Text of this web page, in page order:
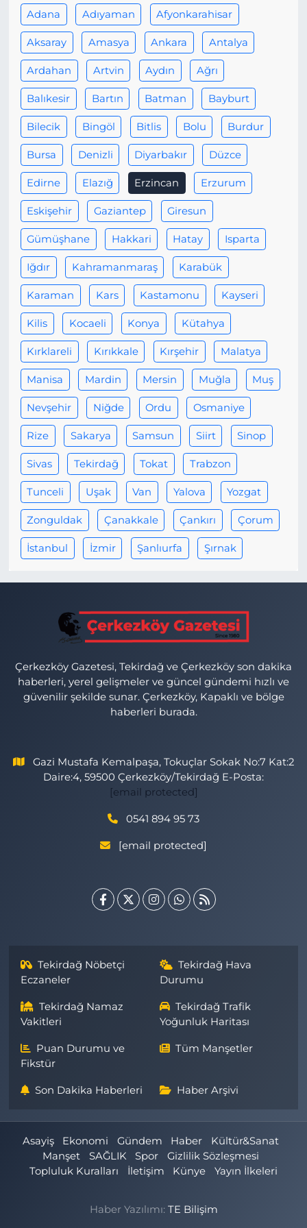
Adana Adıyaman Afyonkarahisar
Aksaray Amasya Ankara Antalya
Ardahan Artvin Aydın Ağrı
Balıkesir Bartın Batman Bayburt
Bilecik Bingöl Bitlis Bolu Burdur
Bursa Denizli Diyarbakır Düzce
Edirne Elazığ Erzincan Erzurum
Eskişehir Gaziantep Giresun
Gümüşhane Hakkari Hatay Isparta
Iğdır Kahramanmaraş Karabük
Karaman Kars Kastamonu Kayseri
Kilis Kocaeli Konya Kütahya
Kırklareli Kırıkkale Kırşehir Malatya
Manisa Mardin Mersin Muğla Muş
Nevşehir Niğde Ordu Osmaniye
Rize Sakarya Samsun Siirt Sinop
Sivas Tekirdağ Tokat Trabzon
Tunceli Uşak Van Yalova Yozgat
Zonguldak Çanakkale Çankırı Çorum
İstanbul İzmir Şanlıurfa Şırnak
Çerkezköy Gazetesi, Tekirdağ ve Çerkezköy son dakika
haberleri, yerel gelişmeler ve güncel gündemi hızlı ve
güvenilir şekilde sunar. Çerkezköy, Kapaklı ve bölge
haberleri burada.
Gazi Mustafa Kemalpaşa, Tokuçlar Sokak No:7 Kat:2
Daire:4, 59500 Çerkezköy/Tekirdağ E-Posta:
[email protected]
0541 894 95 73
[email protected]
Tekirdağ Nöbetçi
Eczaneler
Tekirdağ Hava
Durumu
Tekirdağ Namaz
Vakitleri
Tekirdağ Trafik
Yoğunluk Haritası
Puan Durumu ve
Fikstür
Tüm Manşetler
Son Dakika Haberleri Haber Arşivi
Asayiş Ekonomi Gündem Haber
Kültür&Sanat
Manşet
SAĞLIK Spor
Gizlilik Sözleşmesi
Topluluk Kuralları
İletişim Künye Yayın İlkeleri
Haber Yazılımı: TE Bilişim